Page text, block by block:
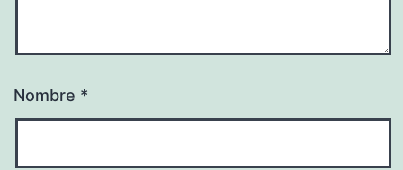
Nombre *